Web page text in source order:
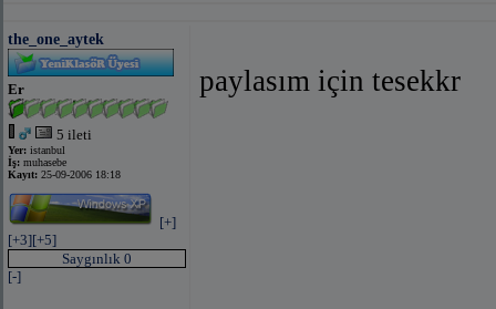
the_one_aytek
Er
5 ileti
Yer: istanbul
İş: muhasebe
Kayıt: 25-09-2006 18:18
[+]
[+3][+5]
Saygınlık 0
[-]
paylasım için tesekkr